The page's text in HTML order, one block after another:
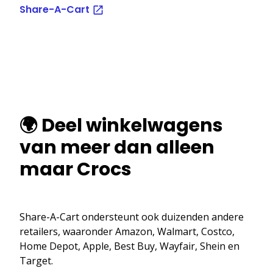
Share-A-Cart
🌍 Deel winkelwagens
van meer dan alleen
maar Crocs
Share-A-Cart ondersteunt ook duizenden andere
retailers, waaronder Amazon, Walmart, Costco,
Home Depot, Apple, Best Buy, Wayfair, Shein en
Target.